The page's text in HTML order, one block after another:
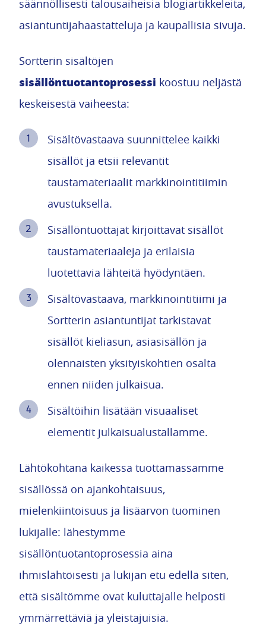
säännöllisesti talousaiheisia blogiartikkeleita,
asiantuntijahaastatteluja ja kaupallisia sivuja.
Sortterin sisältöjen
sisällöntuotantoprosessi koostuu neljästä
keskeisestä vaiheesta:
Sisältövastaava suunnittelee kaikki
sisällöt ja etsii relevantit
taustamateriaalit markkinointitiimin
avustuksella.
Sisällöntuottajat kirjoittavat sisällöt
taustamateriaaleja ja erilaisia
luotettavia lähteitä hyödyntäen.
Sisältövastaava, markkinointitiimi ja
Sortterin asiantuntijat tarkistavat
sisällöt kieliasun, asiasisällön ja
olennaisten yksityiskohtien osalta
ennen niiden julkaisua.
Sisältöihin lisätään visuaaliset
elementit julkaisualustallamme.
Lähtökohtana kaikessa tuottamassamme
sisällössä on ajankohtaisuus,
mielenkiintoisuus ja lisäarvon tuominen
lukijalle: lähestymme
sisällöntuotantoprosessia aina
ihmislähtöisesti ja lukijan etu edellä siten,
että sisältömme ovat kuluttajalle helposti
ymmärrettäviä ja yleistajuisia.